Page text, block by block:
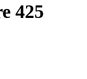
425